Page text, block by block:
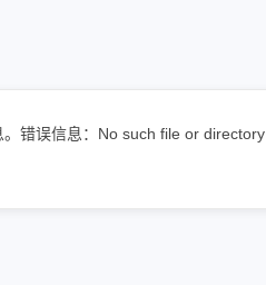
错误信息：No such file or directory